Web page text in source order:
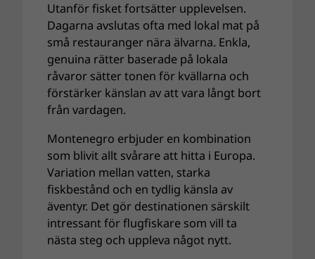
Utanför fisket fortsätter upplevelsen.
Dagarna avslutas ofta med lokal mat på
små restauranger nära älvarna. Enkla,
genuina rätter baserade på lokala
råvaror sätter tonen för kvällarna och
förstärker känslan av att vara långt bort
från vardagen.
Montenegro erbjuder en kombination
som blivit allt svårare att hitta i Europa.
Variation mellan vatten, starka
fiskbestånd och en tydlig känsla av
äventyr. Det gör destinationen särskilt
intressant för flugfiskare som vill ta
nästa steg och uppleva något nytt.